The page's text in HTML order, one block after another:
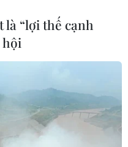
hệ
lên tới
do
đá
là “lợi thế cạnh
hội